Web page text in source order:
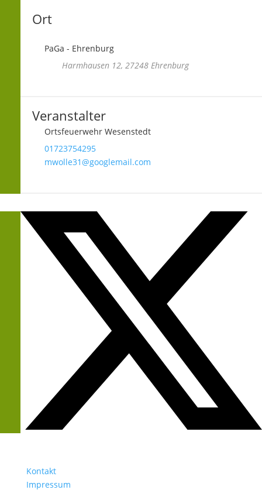
Ort
PaGa - Ehrenburg
Harmhausen 12, 27248 Ehrenburg
Veranstalter
Ortsfeuerwehr Wesenstedt
01723754295
mwolle31@googlemail.com
Kontakt
Impressum